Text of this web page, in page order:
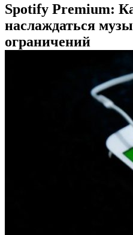
Spotify Premium:
наслаждаться
ограничений